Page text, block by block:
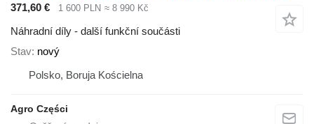
371,60 € 1 600 PLN ≈ 8 990 Kč
Náhradní díly - další funkční součásti
Stav nový
Polsko, Boruja Kościelna
Agro Części